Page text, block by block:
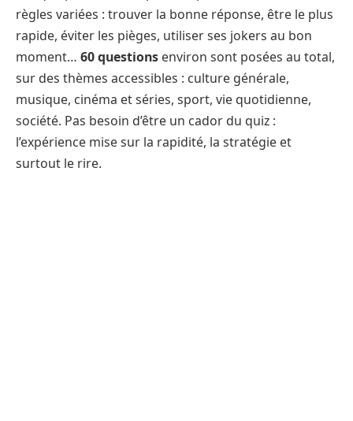
règles variées : trouver la bonne réponse, être le plus
rapide, éviter les pièges, utiliser ses jokers au bon
moment… 60 questions environ sont posées au total,
sur des thèmes accessibles : culture générale,
musique, cinéma et séries, sport, vie quotidienne,
société. Pas besoin d’être un cador du quiz :
l’expérience mise sur la rapidité, la stratégie et
surtout le rire.